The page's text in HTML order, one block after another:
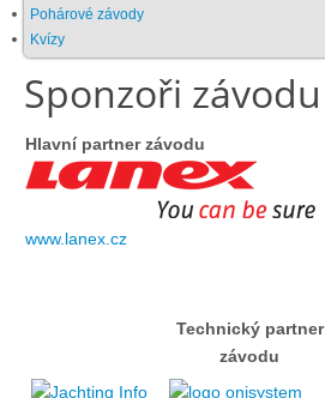
Ochrana osobních údajů
Legislativa
Legislativní proces
Doklady osob
Lodě - registrace
Pohárové závody
Kvízy
Sponzoři závodu
Hlavní partner závodu
www.lanex.cz
Technický partner
závodu